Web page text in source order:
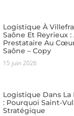
Logistique À
Saône Et Reyrieux :
Prestataire Au
Saône – Copy
15 juin 2026
Logistique Dans La
: Pourquoi Saint-
Stratégique